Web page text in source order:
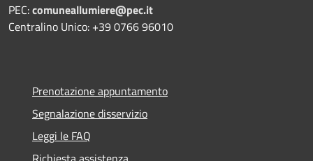
PEC:comuneallumiere@pec.it
Centralino Unico: +39 0766 96010
Prenotazione appuntamento
Segnalazione disservizio
Leggi le FAQ